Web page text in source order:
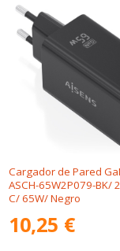
Cargador de Pared
ASCH-65W2P079-BK/
C/ 65W/ Negro
10,25 €